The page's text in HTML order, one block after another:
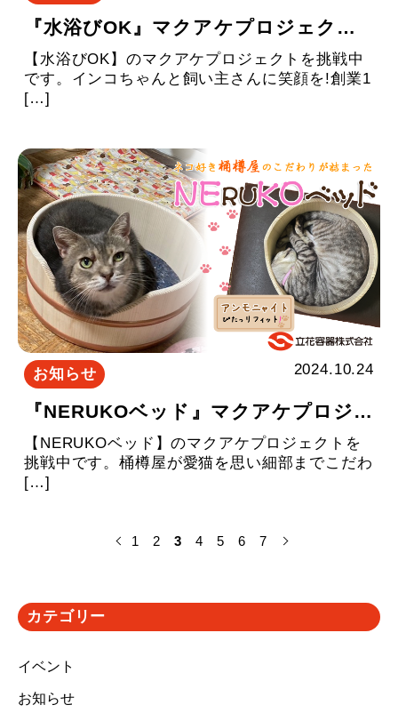
『水浴びOK』マクアケプロジェクトをスタートしました
【水浴びOK】のマクアケプロジェクトを挑戦中
です。インコちゃんと飼い主さんに笑顔を!創業1
[…]
お知らせ 2024.10.24
『NERUKOベッド』マクアケプロジェクトをスタートしました
【NERUKOベッド】のマクアケプロジェクトを
挑戦中です。桶樽屋が愛猫を思い細部までこだわ
[…]
1 2 3 4 5 6 7
カテゴリー
イベント
お知らせ